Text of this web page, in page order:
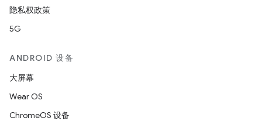
隐私权政策
5G
ANDROID 设备
大屏幕
Wear OS
ChromeOS 设备